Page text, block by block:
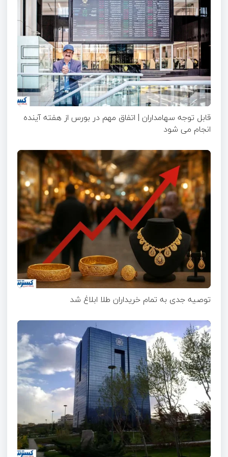
قابل توجه سهامداران | اتفاق مهم در بورس از هفته آینده
انجام می شود
توصیه جدی به تمام خریداران طلا ابلاغ شد